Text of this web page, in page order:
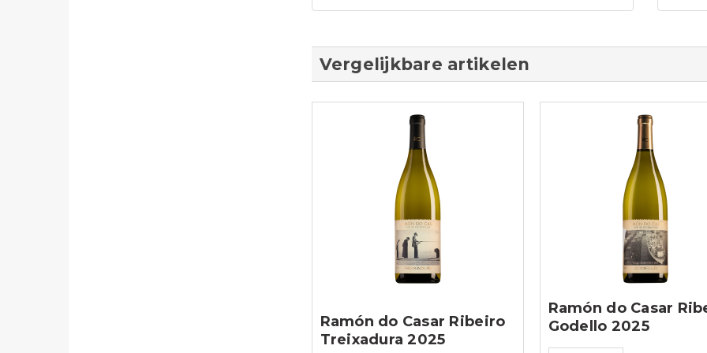
Vergelijkbare artikelen
Ramón do Casar Ribeiro
Treixadura 2025
Ramón do Casar
Godello 2025